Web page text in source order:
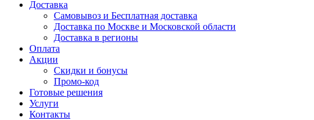
Доставка
Самовывоз и Бесплатная доставка
Доставка по Москве и Московской области
Доставка в регионы
Оплата
Акции
Скидки и бонусы
Промо-код
Готовые решения
Услуги
Контакты